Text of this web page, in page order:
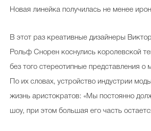
Новая линейка получилась не менее
В этот раз креативные дизайнеры
Рольф Снорен коснулись королевской
без того стереотипные представления о
По их словах, устройство индустрии
жизнь аристократов: «Мы постоянно
шоу, при этом большая его часть